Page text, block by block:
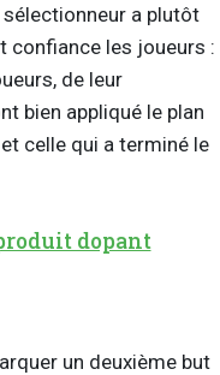
a plutôt
confiance les joueurs :
de leur
bien appliqué le plan
celle qui a terminé le
dopant
un deuxième but